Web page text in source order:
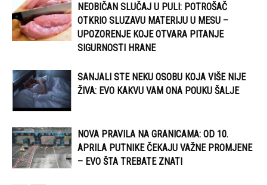
NEOBIČAN SLUČAJ U PULI: POTROŠAČ
OTKRIO SLUZAVU MATERIJU U MESU –
UPOZORENJE KOJE OTVARA PITANJE
SIGURNOSTI HRANE
SANJALI STE NEKU OSOBU KOJA VIŠE NIJE
ŽIVA: EVO KAKVU VAM ONA POUKU ŠALJE
NOVA PRAVILA NA GRANICAMA: OD 10.
APRILA PUTNIKE ČEKAJU VAŽNE PROMJENE
– EVO ŠTA TREBATE ZNATI